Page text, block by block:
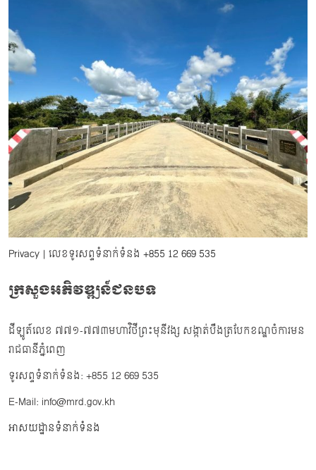
Privacy | លេខទូរសព្ទទំនាក់ទំនង +855 12 669 535
ក្រសួងអភិវឌ្ឍន៍ជនបទ
ដីឡូត៍លេខ ៧៧១-៧៧៣មហាវិថីព្រះមុនីវង្ស សង្កាត់បឹងត្របែកខណ្ឌចំការមន
រាជធានីភ្នំពេញ
ទូរសព្ទទំនាក់ទំនង: +855 12 669 535
E-Mail: info@mrd.gov.kh
អាសយដ្ឋានទំនាក់ទំនង